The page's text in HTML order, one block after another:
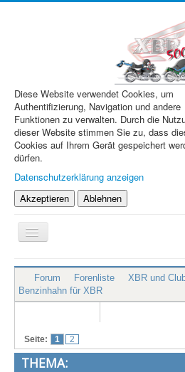
Diese Website verwendet Cookies, um
Authentifizierung, Navigation und andere
Funktionen zu verwalten. Durch die
dieser Website stimmen Sie zu, dass
Cookies auf Ihrem Gerät gespeichert
dürfen.
Datenschutzerklärung anzeigen
Akzeptieren
Ablehnen
Navigation
an/aus
XBR.de
Technik
Treffen & Touren
Cafe-Ecke
Forum Forenliste XBR und
Benzinhahn für XBR
Seite: 1 2
THEMA: